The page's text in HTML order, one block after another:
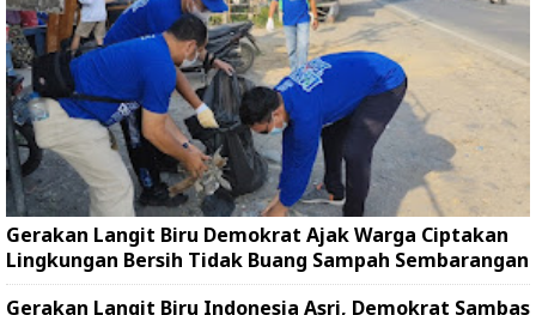
Gerakan Langit Biru Demokrat Ajak Warga Ciptakan
Lingkungan Bersih Tidak Buang Sampah Sembarangan
Gerakan Langit Biru Indonesia Asri, Demokrat Sambas